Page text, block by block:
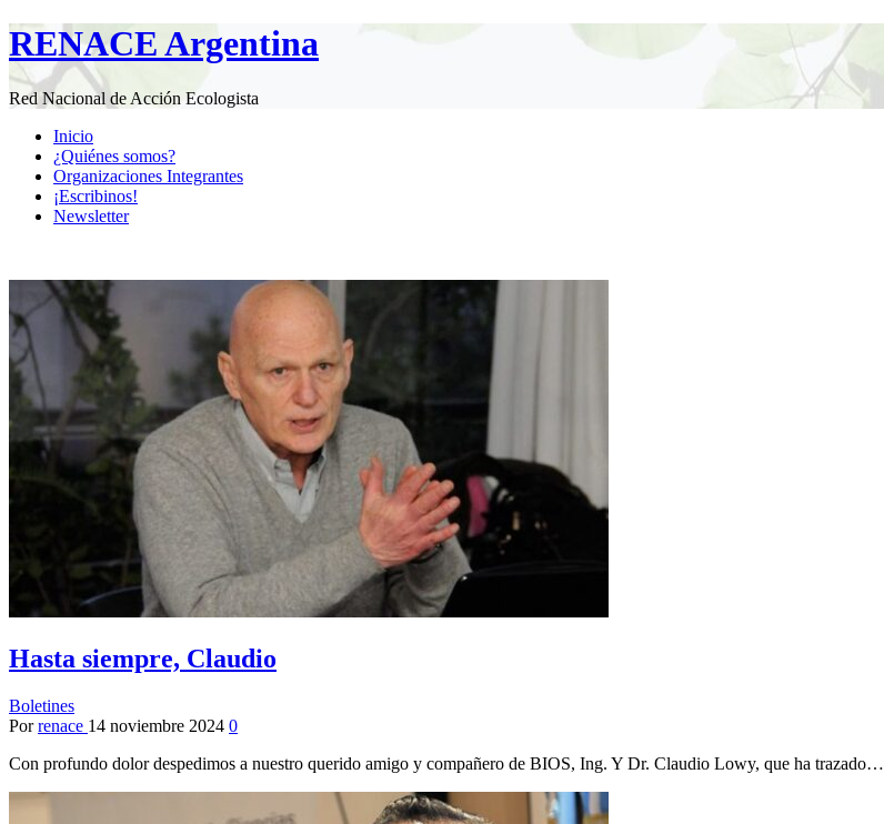
RENACE Argentina
Red Nacional de Acción Ecologista
Inicio
¿Quiénes somos?
Organizaciones Integrantes
¡Escribinos!
Newsletter
Hasta siempre, Claudio
Boletines
Por renace 14 noviembre 2024 0
Con profundo dolor despedimos a nuestro querido amigo y compañero de BIOS, Ing. Y Dr. Claudio Lowy, que ha trazado…